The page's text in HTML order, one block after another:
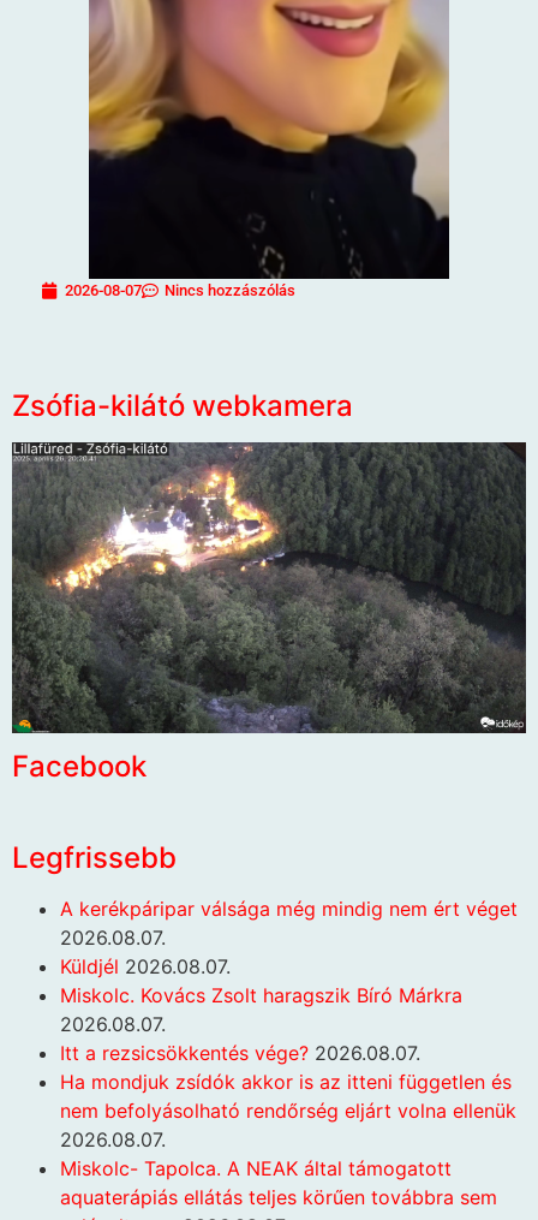
2026-08-07 Nincs hozzászólás
Zsófia-kilátó webkamera
Facebook
Legfrissebb
A kerékpáripar válsága még mindig nem ért véget
2026.08.07.
Küldjél 2026.08.07.
Miskolc. Kovács Zsolt haragszik Bíró Márkra
2026.08.07.
Itt a rezsicsökkentés vége? 2026.08.07.
Ha mondjuk zsídók akkor is az itteni független és
nem befolyásolható rendőrség eljárt volna ellenük
2026.08.07.
Miskolc- Tapolca. A NEAK által támogatott
aquaterápiás ellátás teljes körűen továbbra sem